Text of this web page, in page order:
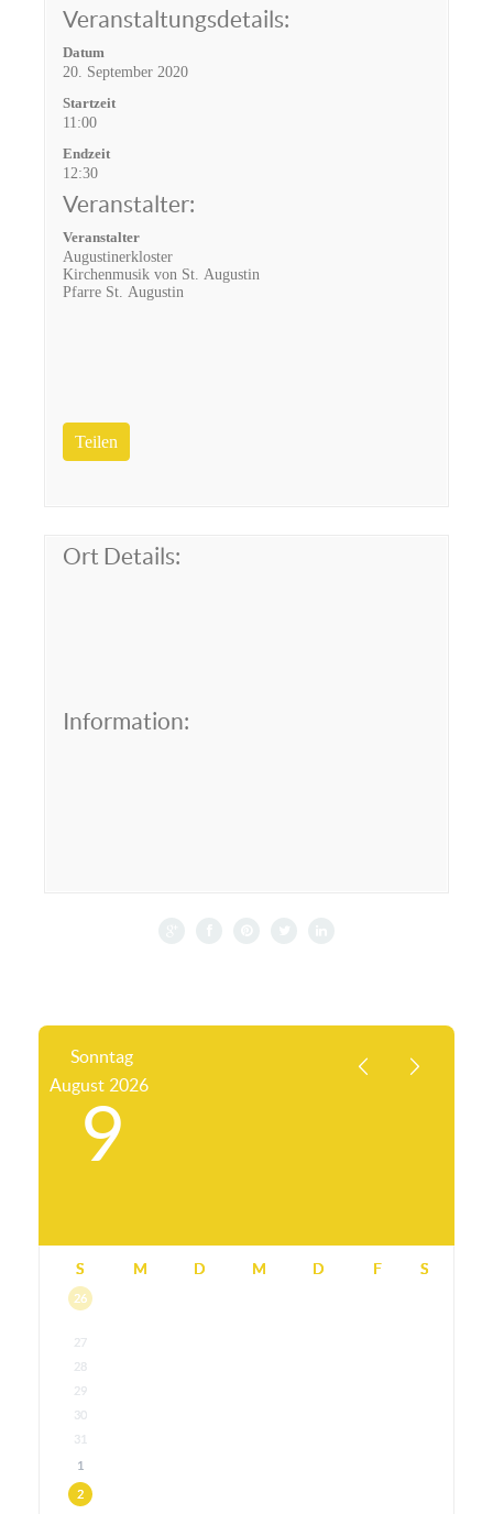
Veranstaltungsdetails:
Datum
20. September 2020
Startzeit
11:00
Endzeit
12:30
Veranstalter:
Veranstalter
Augustinerkloster
Kirchenmusik von St. Augustin
Pfarre St. Augustin
Teilen
Ort Details:
Information:
Sonntag
August 2026
9
S M D M D F S
26
27
28
29
30
31
1
2